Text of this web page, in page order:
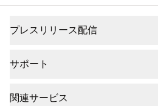
プレスリリース配信
サポート
関連サービス